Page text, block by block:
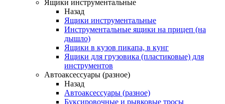
Ящики инструментальные
Назад
Ящики инструментальные
Инструментальные ящики на прицеп (на
дышло)
Ящики в кузов пикапа, в кунг
Ящики для грузовика (пластиковые) для
инструментов
Автоаксессуары (разное)
Назад
Автоаксессуары (разное)
Буксировочные и рывковые тросы